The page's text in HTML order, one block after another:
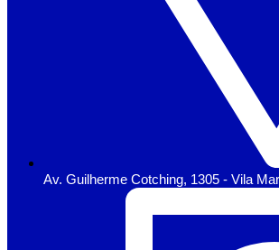
Av. Guilherme Cotching, 1305 - Vila